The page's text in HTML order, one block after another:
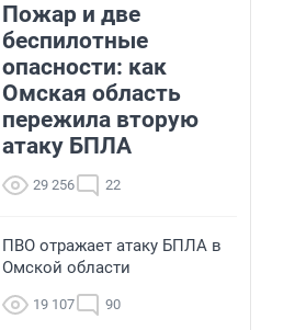
Пожар и две
беспилотные
опасности: как
Омская область
пережила вторую
атаку БПЛА
29 256 22
ПВО отражает атаку БПЛА в
Омской области
19 107 90